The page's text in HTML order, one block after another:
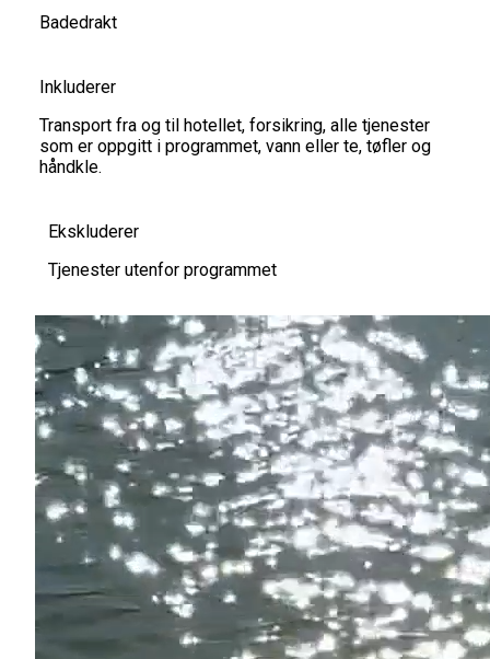
Badedrakt
Inkluderer
Transport fra og til hotellet, forsikring, alle tjenester
som er oppgitt i programmet, vann eller te, tøfler og
håndkle.
Ekskluderer
Tjenester utenfor programmet